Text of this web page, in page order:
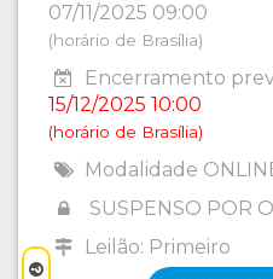
07/11/2025 09:00
(horário de Brasília)
Encerramento
15/12/2025 10:00
(horário de Brasília)
Modalidade
SUSPENSO POR
Leilão: Primeiro